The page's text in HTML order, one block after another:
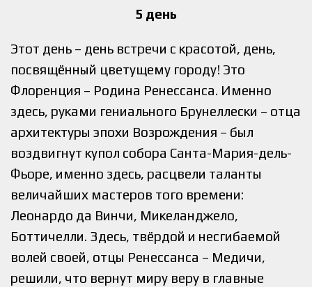
5 день
Этот день – день встречи с красотой, день,
посвящённый цветущему городу! Это
Флоренция – Родина Ренессанса. Именно
здесь, руками гениального Брунеллески – отца
архитектуры эпохи Возрождения – был
воздвигнут купол собора Санта-Мария-дель-
Фьоре, именно здесь, расцвели таланты
величайших мастеров того времени:
Леонардо да Винчи, Микеланджело,
Боттичелли. Здесь, твёрдой и несгибаемой
волей своей, отцы Ренессанса – Медичи,
решили, что вернут миру веру в главные